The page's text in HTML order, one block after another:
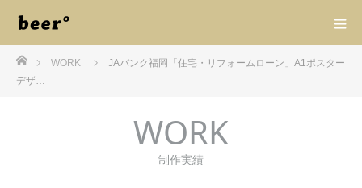
ホームWORK
JAバンク福岡「住宅・リフォームローン」A1ポスター
デザ…
WORK
制作実績